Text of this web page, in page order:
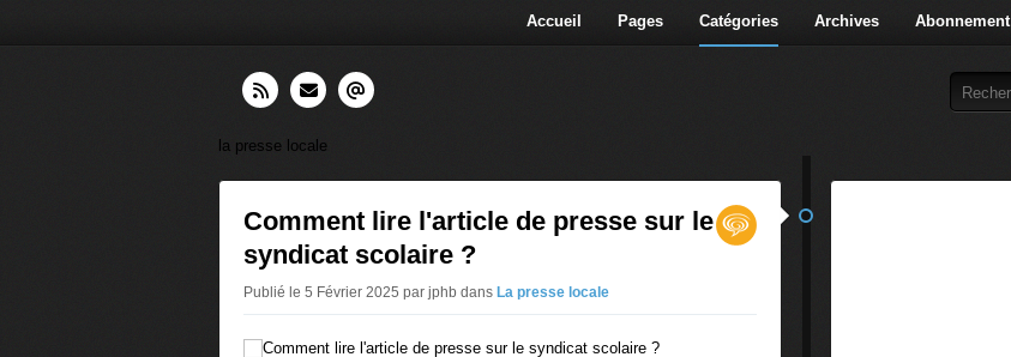
Accueil Pages Catégories Archives Abonnement
la presse locale
Comment lire l'article de presse sur le
syndicat scolaire ?
Publié le 5 Février 2025 par jphb dans La presse locale